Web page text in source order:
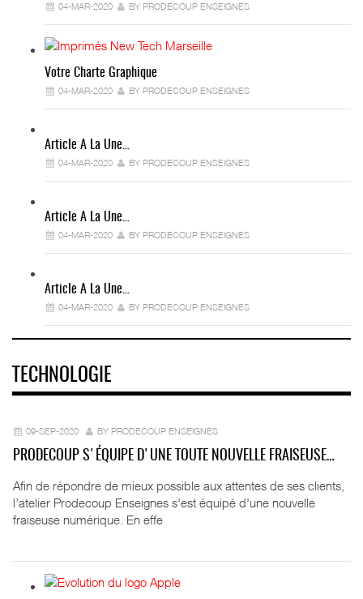
04-MAR-2020 BY PRODECOUP ENSEIGNES
Votre Charte Graphique
04-MAR-2020 BY PRODECOUP ENSEIGNES
Article A La Une…
04-MAR-2020 BY PRODECOUP ENSEIGNES
Article A La Une…
04-MAR-2020 BY PRODECOUP ENSEIGNES
Article A La Une…
04-MAR-2020 BY PRODECOUP ENSEIGNES
TECHNOLOGIE
09-SEP-2020 BY PRODECOUP ENSEIGNES
PRODECOUP S'ÉQUIPE D'UNE TOUTE NOUVELLE FRAISEUSE…
Afin de répondre de mieux possible aux attentes de ses clients,
l’atelier Prodecoup Enseignes s'est équipé d'une nouvelle
fraiseuse numérique. En effe